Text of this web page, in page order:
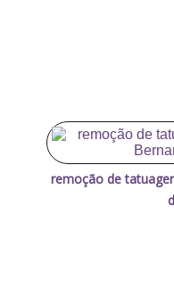
remoção de